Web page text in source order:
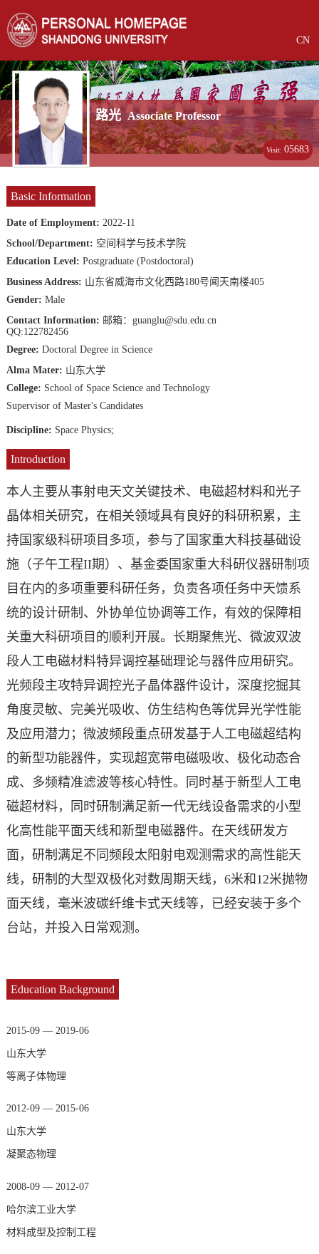
CN
路光 Associate Professor
Visit:05683
Basic Information
Date of Employment: 2022-11
School/Department: 空间科学与技术学院
Education Level: Postgraduate (Postdoctoral)
Business Address: 山东省威海市文化西路180号闻天南楼405
Gender: Male
Contact Information: 邮箱：guanglu@sdu.edu.cn
QQ:122782456
Degree: Doctoral Degree in Science
Alma Mater: 山东大学
College: School of Space Science and Technology
Supervisor of Master's Candidates
Discipline: Space Physics;
Introduction
本人主要从事射电天文关键技术、电磁超材料和光子
晶体相关研究，在相关领域具有良好的科研积累，主
持国家级科研项目多项，参与了国家重大科技基础设
施（子午工程II期）、基金委国家重大科研仪器研制项
目在内的多项重要科研任务，负责各项任务中天馈系
统的设计研制、外协单位协调等工作，有效的保障相
关重大科研项目的顺利开展。长期聚焦光、微波双波
段人工电磁材料特异调控基础理论与器件应用研究。
光频段主攻特异调控光子晶体器件设计，深度挖掘其
角度灵敏、完美光吸收、仿生结构色等优异光学性能
及应用潜力；微波频段重点研发基于人工电磁超结构
的新型功能器件，实现超宽带电磁吸收、极化动态合
成、多频精准滤波等核心特性。同时基于新型人工电
磁超材料，同时研制满足新一代无线设备需求的小型
化高性能平面天线和新型电磁器件。 在天线研发方
面，研制满足不同频段太阳射电观测需求的高性能天
线，研制的大型双极化对数周期天线，6米和12米抛物
面天线，毫米波碳纤维卡式天线等，已经安装于多个
台站，并投入日常观测。
Education Background
2015-09 — 2019-06
山东大学
等离子体物理
2012-09 — 2015-06
山东大学
凝聚态物理
2008-09 — 2012-07
哈尔滨工业大学
材料成型及控制工程